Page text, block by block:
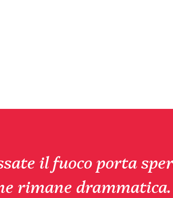
il fuoco porta
rimane